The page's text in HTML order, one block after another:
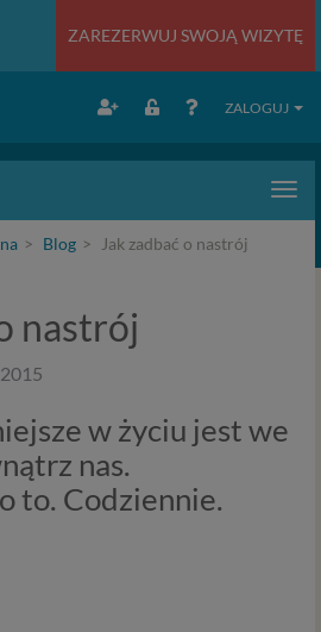
ZAREZERWUJ SWOJĄ WIZYTĘ
ZALOGUJ
Blog Jak zadbać o nastrój
nastrój
w życiu jest we
nas.
to. Codziennie.